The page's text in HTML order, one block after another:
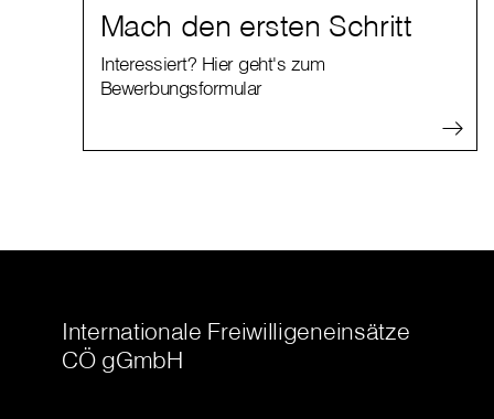
Mach den ersten Schritt
Interessiert? Hier geht's zum
Bewerbungsformular
Internationale Freiwilligeneinsätze
CÖ gGmbH